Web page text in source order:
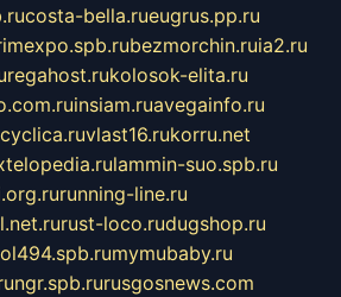
costa-bella.rueugrus.pp.ru
bezmorchin.ruia2.ru
regahost.rukolosok-elita.ru
insiam.ruavegainfo.ru
vlast16.rukorru.net
lammin-suo.spb.ru
running-line.ru
rust-loco.rudugshop.ru
mymubaby.ru
ngr.spb.rurusgosnews.com